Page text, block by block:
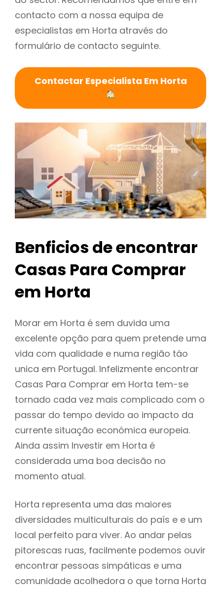
contacto com a nossa equipa de
especialistas em Horta através do
formulário de contacto seguinte.
Contactar Especialista Em Horta
Benficios de encontrar
Casas Para Comprar
em Horta
Morar em Horta é sem duvida uma
excelente opção para quem pretende uma
vida com qualidade e numa região táo
unica em Portugal. Infelizmente encontrar
Casas Para Comprar em Horta tem-se
tornado cada vez mais complicado com o
passar do tempo devido ao impacto da
currente situação económica europeia.
Ainda assim Investir em Horta é
considerada uma boa decisão no
momento atual.
Horta representa uma das maiores
diversidades multiculturais do país e e um
local perfeito para viver. Ao andar pelas
pitorescas ruas, facilmente podemos ouvir
encontrar pessoas simpáticas e uma
comunidade acolhedora o que torna Horta